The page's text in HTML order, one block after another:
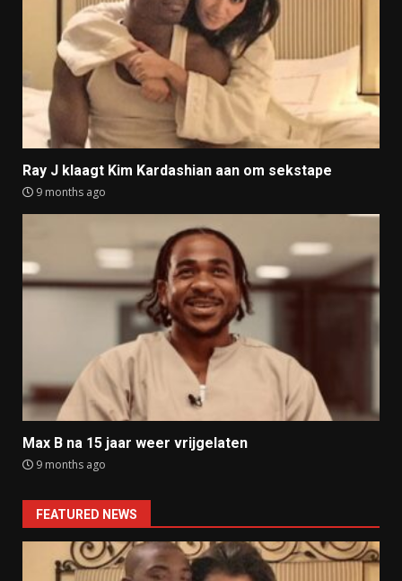
Ray J klaagt Kim Kardashian aan om sekstape
9 months ago
Max B na 15 jaar weer vrijgelaten
9 months ago
FEATURED NEWS